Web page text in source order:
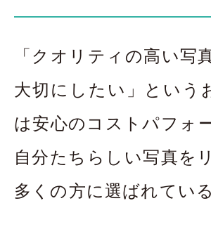
「クオリティの高い
大切にしたい」という
は安心のコストパフォ
自分たちらしい写真を
多くの方に選ばれてい